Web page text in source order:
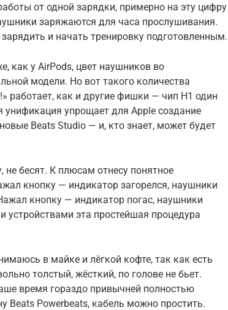
от одной зарядки, примерно на эту цифру
заряжаются для часа прослушивания.
и начать тренировку подготовленным.
как у AirPods, цвет наушников во
модели. Но вот такого количества
работает, как и другие фишки — чип H1 один
унификация упрощает для Apple создание
Beats Studio — и, кто знает, может будет
бесят. К плюсам отнесу понятное
кнопку — индикатор загорелся, наушники
кнопку — индикатор погас, наушники
эта простейшая процедура
в майке и лёгкой кофте, так как есть
толстый, жёсткий, по голове не бьет.
время гораздо привычней полностью
Beats Powerbeats, кабель можно простить.